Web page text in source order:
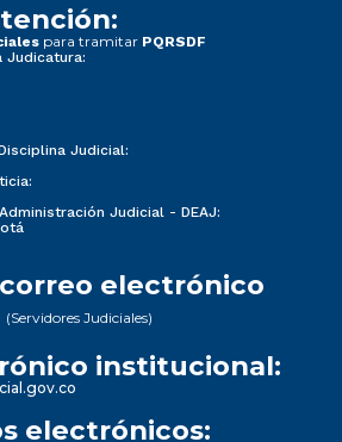
para tramitar PQRSDF
Judicatura:
Judicial:
Judicial - DEAJ:
electrónico
(Servidores Judiciales)
institucional:
electrónicos: